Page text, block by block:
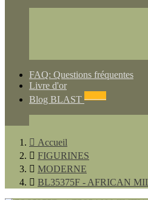
FAQ: Questions fréquentes
Livre d'or
Blog BLAST
 Accueil
 FIGURINES
 MODERNE
 BL35375F - AFRICAN